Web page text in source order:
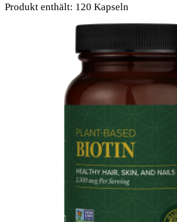
Produkt enthält: 120 Kapseln